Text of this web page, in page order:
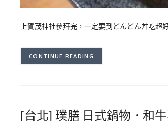
上賀茂神社參拜完，一定要到どんどん丼吃
CONTINUE READING
[台北] 璞膳 日式鍋物．和